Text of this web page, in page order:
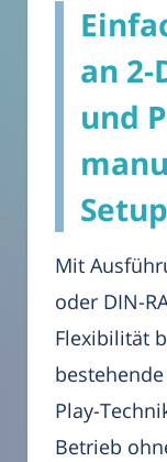
an
und
Setup
Mit
oder DIN-
Flexibilität
Play-
Betrieb